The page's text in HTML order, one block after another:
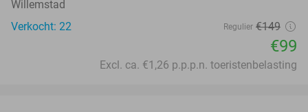
Willemstad
Verkocht: 22
Regulier €149
€99
Excl. ca. €1,26 p.p.p.n. toeristenbelasting